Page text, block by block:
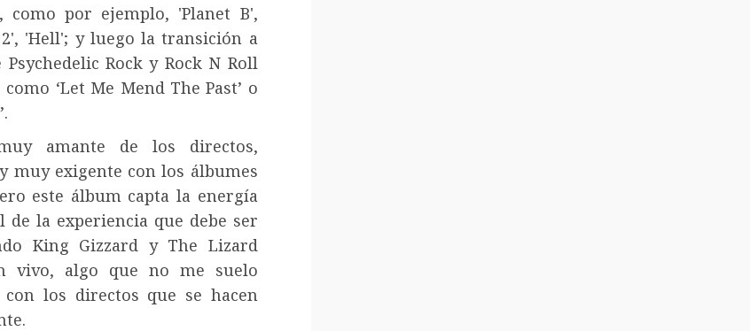
como por ejemplo, 'Planet B',
2', 'Hell'; y luego la transición a
Psychedelic Rock y Rock N Roll
‘Let Me Mend The Past’ o
.
amante de los directos,
muy exigente con los álbumes
este álbum capta la energía
de la experiencia que debe ser
King Gizzard y The Lizard
vivo, algo que no me suelo
con los directos que se hacen